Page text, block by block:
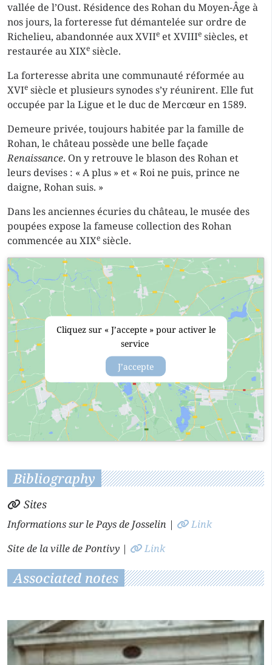
vallée de l’Oust. Résidence des Rohan du Moyen-Âge à
nos jours, la forteresse fut démantelée sur ordre de
Richelieu, abandonnée aux XVIIe et XVIIIe siècles, et
restaurée au XIXe siècle.
La forteresse abrita une communauté réformée au
XVIe siècle et plusieurs synodes s’y réunirent. Elle fut
occupée par la Ligue et le duc de Mercœur en 1589.
Demeure privée, toujours habitée par la famille de
Rohan, le château possède une belle façade
Renaissance. On y retrouve le blason des Rohan et
leurs devises : « A plus » et « Roi ne puis, prince ne
daigne, Rohan suis. »
Dans les anciennes écuries du château, le musée des
poupées expose la fameuse collection des Rohan
commencée au XIXe siècle.
Cliquez sur « J’accepte » pour activer le
service
J’accepte
Bibliography
Sites
Informations sur le Pays de Josselin |
Link
Site de la ville de Pontivy | Link
Associated notes